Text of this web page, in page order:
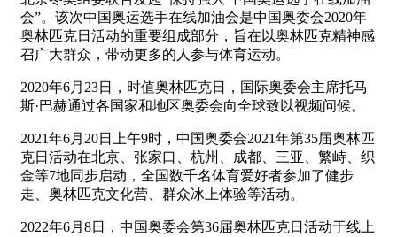
会”。该次中国奥运选手在线加油会是中国奥委会2020年
奥林匹克日活动的重要组成部分，旨在以奥林匹克精神感
召广大群众，带动更多的人参与体育运动。
2020年6月23日，时值奥林匹克日，国际奥委会主席托马
斯·巴赫通过各国家和地区奥委会向全球致以视频问候。
2021年6月20日上午9时，中国奥委会2021年第35届奥林匹
克日活动在北京、张家口、杭州、成都、三亚、繁峙、织
金等7地同步启动，全国数千名体育爱好者参加了健步
走、奥林匹克文化营、群众冰上体验等活动。
2022年6月8日，中国奥委会第36届奥林匹克日活动于线上